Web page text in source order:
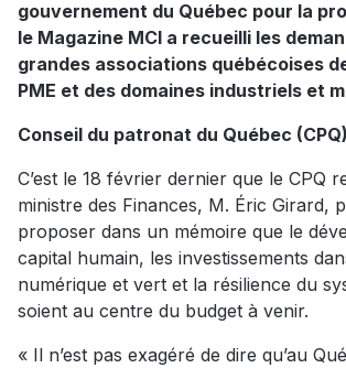
gouvernement du Québec pour la
le Magazine MCI a recueilli les
grandes associations québécoises
PME et des domaines industriels et
Conseil du patronat du Québec (CPQ)
C’est le 18 février dernier que le CPQ
ministre des Finances, M. Éric Girard,
proposer dans un mémoire que le
capital humain, les investissements
numérique et vert et la résilience du
soient au centre du budget à venir.
« Il n’est pas exagéré de dire qu’au